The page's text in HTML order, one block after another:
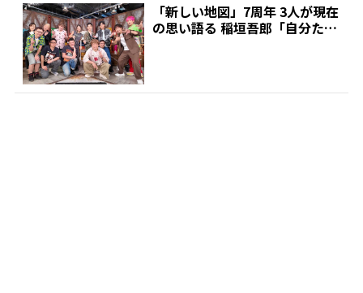
「新しい地図」7周年 3人が現在
の思い語る 稲垣吾郎「自分たち